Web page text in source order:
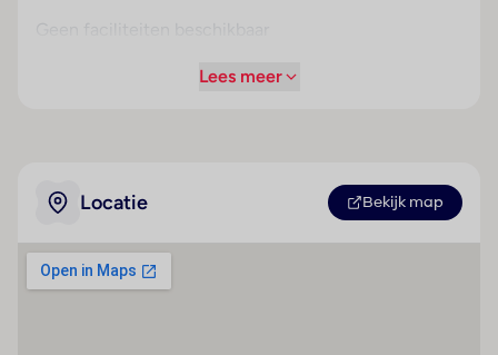
Lees meer
Locatie Bekijk map